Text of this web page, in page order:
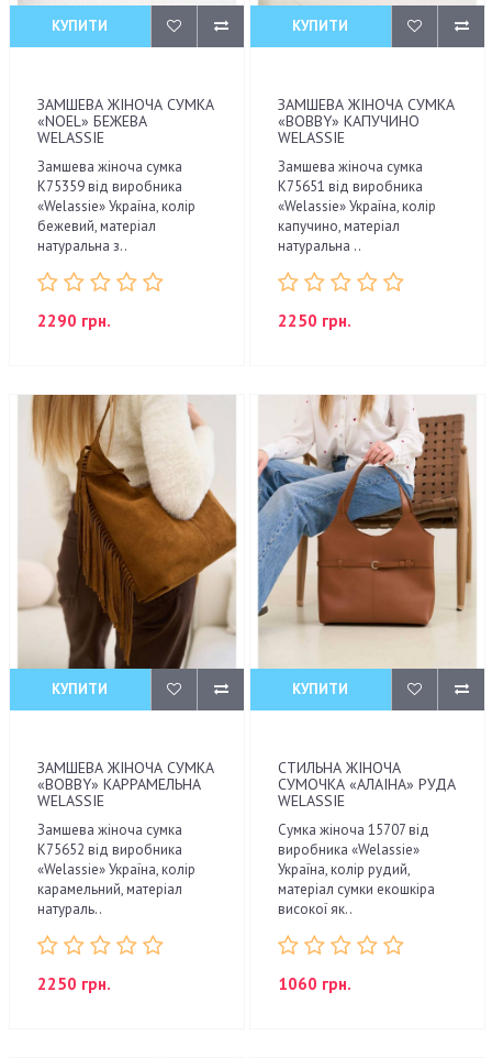
КУПИТИ
ЗАМШЕВА ЖІНОЧА СУМКА
«NOEL» БЕЖЕВА
WELASSIE
Замшева жіноча сумка
К75359 від виробника
«Welassie» Україна, колір
бежевий, матеріал
натуральна з..
2290 грн.
КУПИТИ
ЗАМШЕВА ЖІНОЧА СУМКА
«BOBBY» КАПУЧИНО
WELASSIE
Замшева жіноча сумка
К75651 від виробника
«Welassie» Україна, колір
капучино, матеріал
натуральна ..
2250 грн.
КУПИТИ
ЗАМШЕВА ЖІНОЧА СУМКА
«BOBBY» КАРРАМЕЛЬНА
WELASSIE
Замшева жіноча сумка
К75652 від виробника
«Welassie» Україна, колір
карамельний, матеріал
натураль..
2250 грн.
КУПИТИ
СТИЛЬНА ЖІНОЧА
СУМОЧКА «АЛАІНА» РУДА
WELASSIE
Сумка жіноча 15707 від
виробника «Welassie»
Україна, колір рудий,
матеріал сумки екошкіра
високої як..
1060 грн.